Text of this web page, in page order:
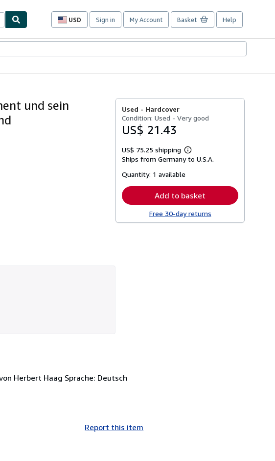
USD
Site
preferences
Sign in My Account Basket Help
und sein
Used - Hardcover
Condition: Used - Very good
US$ 21.43
US$ 75.25 shipping
Learn
more
Ships from Germany to U.S.A.
Quantity: 1 available
Add to basket
Free 30-day returns
Herbert Haag Sprache: Deutsch
Report this item